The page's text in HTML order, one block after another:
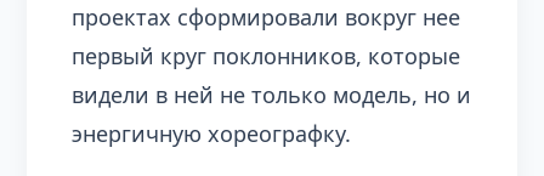
проектах сформировали вокруг нее
первый круг поклонников, которые
видели в ней не только модель, но и
энергичную хореографку.